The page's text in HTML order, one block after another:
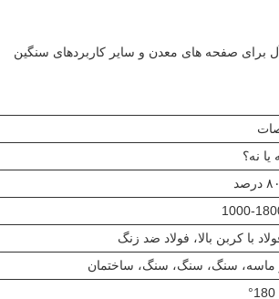
برای صفحه های معدن و سایر کاربردهای سنگین
یا نه؟
1000-
با کربن بالا، فولاد ضد زنگ
سنگ، سنگ، سنگ، ساختمان